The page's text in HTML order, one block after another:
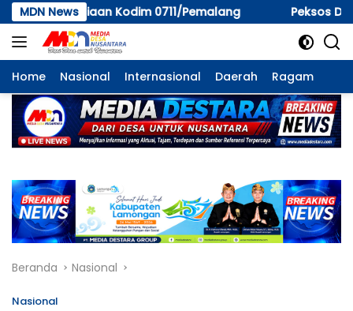
Langsung
ke
konten
MDN News Peksos Dinsos PM Tarakan; “Perilaku
Home Nasional Internasional Daerah Ragam
Beranda Nasional
Nasional